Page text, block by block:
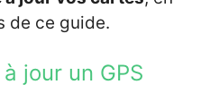
de ce guide.
jour un GPS